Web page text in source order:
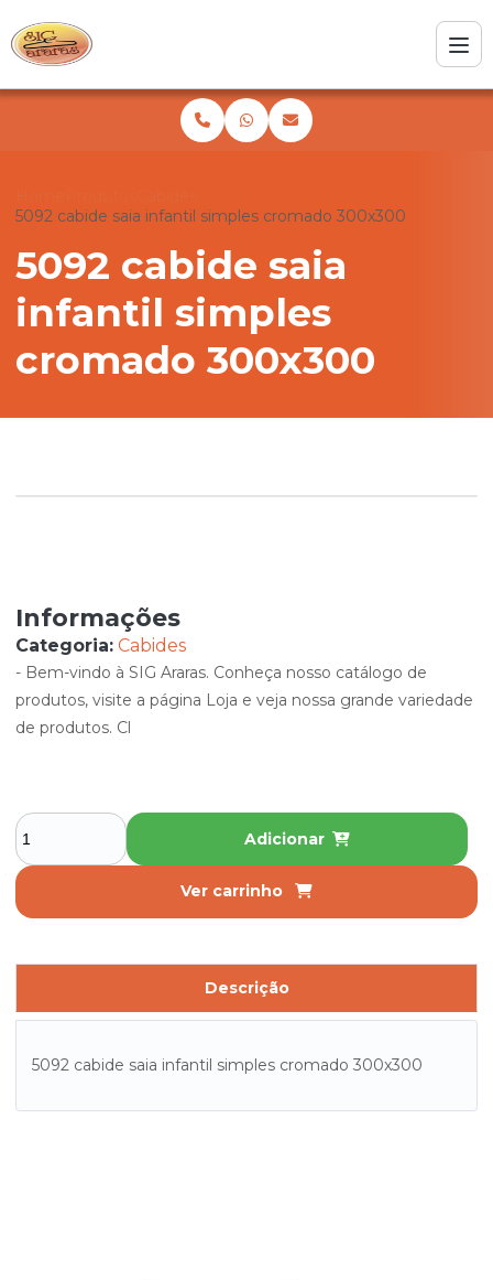
5092 cabide saia infantil simples cromado 300x300
5092 cabide saia
infantil simples
cromado 300x300
Informações
Categoria: Cabides
- Bem-vindo à SIG Araras. Conheça nosso catálogo de
produtos, visite a página Loja e veja nossa grande variedade
de produtos. Cl
Adicionar
Ver carrinho
Descrição
5092 cabide saia infantil simples cromado 300x300